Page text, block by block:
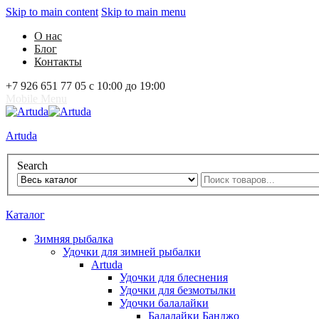
Skip to main content Skip to main menu
О нас
Блог
Контакты
+7 926 651 77 05 с 10:00 до 19:00
Artuda
Search
Каталог
Зимняя рыбалка
Удочки для зимней рыбалки
Artuda
Удочки для блеснения
Удочки для безмотылки
Удочки балалайки
Балалайки Банджо